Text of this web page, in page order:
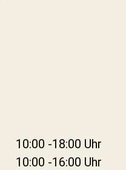
10:00 -18:00 Uhr
10:00 -16:00 Uhr